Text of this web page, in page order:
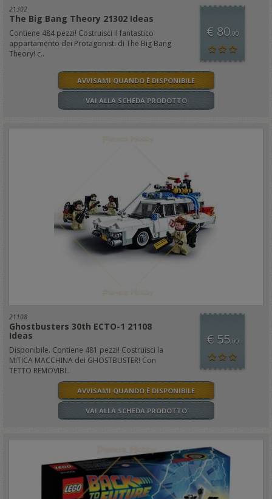
21302
The Big Bang Theory 21302 Ideas
Contiene 484 pezzi! Costruisci il fantastico
appartamento dei Protagonisti di The Big Bang
Theory! c..
€ 80,00
AVVISAMI QUANDO È DISPONIBILE
VAI ALLA SCHEDA PRODOTTO
21108
Ghostbusters 30th ECTO-1 21108
Ideas
Disponibile. Contiene 481 pezzi! Costruisci la
MITICA MACCHINA dei GHOSTBUSTER! Con
TETTO REMOVIBI..
€ 55,00
AVVISAMI QUANDO È DISPONIBILE
VAI ALLA SCHEDA PRODOTTO